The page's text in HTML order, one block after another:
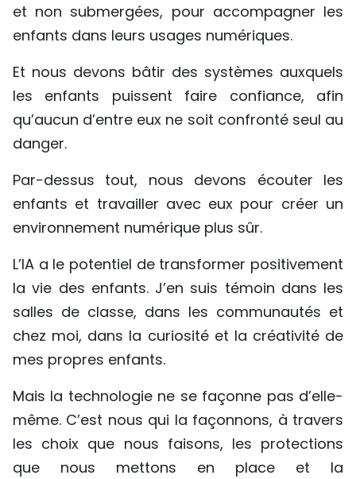
et non submergées, pour accompagner les
enfants dans leurs usages numériques.
Et nous devons bâtir des systèmes auxquels
les enfants puissent faire confiance, afin
qu’aucun d’entre eux ne soit confronté seul au
danger.
Par-dessus tout, nous devons écouter les
enfants et travailler avec eux pour créer un
environnement numérique plus sûr.
L’IA a le potentiel de transformer positivement
la vie des enfants. J’en suis témoin dans les
salles de classe, dans les communautés et
chez moi, dans la curiosité et la créativité de
mes propres enfants.
Mais la technologie ne se façonne pas d’elle-
même. C’est nous qui la façonnons, à travers
les choix que nous faisons, les protections
que nous mettons en place et la